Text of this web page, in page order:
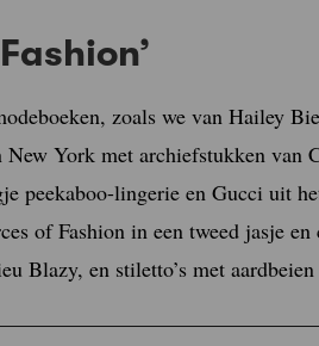
zoals we van Hailey
York met archiefstukken
peekaboo-lingerie en Gucci uit
of Fashion in een tweed jasje
Blazy, en stiletto’s met